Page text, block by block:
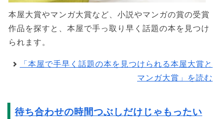
本屋大賞やマンガ大賞など、小説やマンガの賞の受賞
作品を探すと、本屋で手っ取り早く話題の本を見つけ
られます。
「本屋で手早く話題の本を見つけられる本屋大賞と
マンガ大賞」を読む
待ち合わせの時間つぶしだけじゃもったい